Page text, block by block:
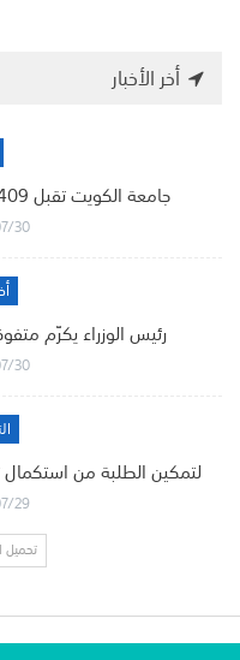
أخر الأخبار
جامعة الكويت تقبل 8409 طالباً وطالبة للعام الجامعي…
30
رئيس الوزراء يكرّم
30
لتمكين الطلبة من
29
تحميل